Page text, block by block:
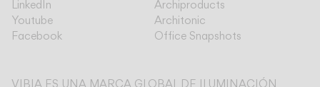
LinkedIn
Youtube
Facebook
Archiproducts
Architonic
Office Snapshots
VIBIA ES UNA MARCA GLOBAL DE ILUMINACIÓN